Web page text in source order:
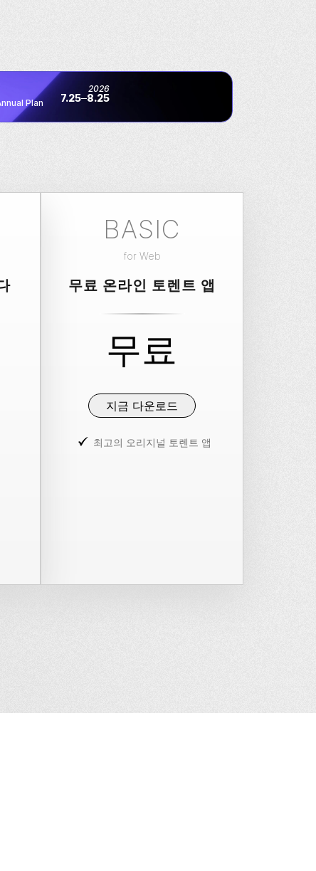
Plan
2026
7.25 8.25
BASIC
for Web
무료 온라인 토렌트 앱
무료
지금 다운로드
최고의 오리지널 토렌트 앱